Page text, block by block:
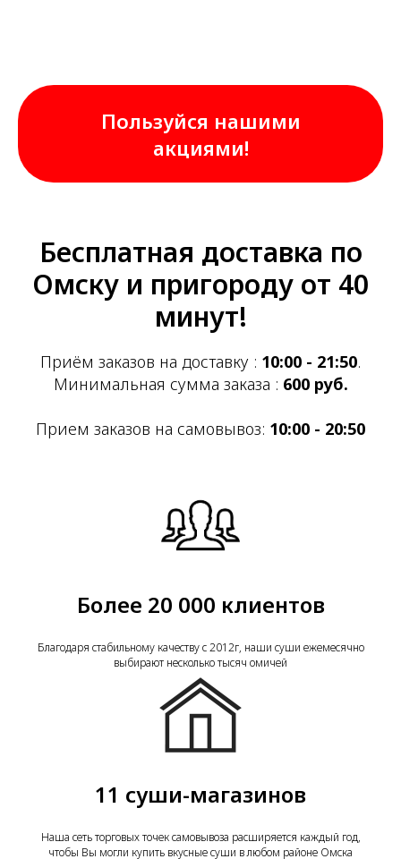
Пользуйся нашими
акциями!
Бесплатная доставка по
Омску и пригороду от 40
минут!
Приём заказов на доставку : 10:00 - 21:50.
Минимальная сумма заказа : 600 руб.
Прием заказов на самовывоз: 10:00 - 20:50
Более 20 000 клиентов
Благодаря стабильному качеству с 2012г, наши суши ежемесячно
выбирают несколько тысяч омичей
11 суши-магазинов
Наша сеть торговых точек самовывоза расширяется каждый год,
чтобы Вы могли купить вкусные суши в любом районе Омска